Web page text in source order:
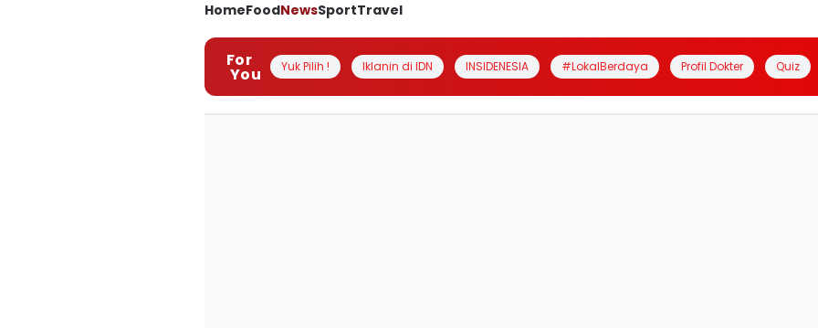
HomeFoodNewsSportTravel
For
You Yuk Pilih ! Iklanin di IDN INSIDENESIA #LokalBerdaya Profil Dokter Quiz